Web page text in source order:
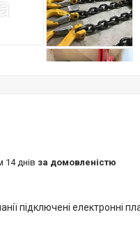
14 днів за домовленістю
підключені електронні